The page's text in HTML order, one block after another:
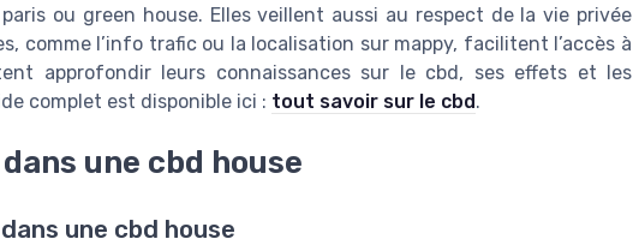
ou green house. Elles veillent aussi au respect de la vie privée
comme l’info trafic ou la localisation sur mappy, facilitent l’accès à
approfondir leurs connaissances sur le cbd, ses effets et les
complet est disponible ici : tout savoir sur le cbd .
une cbd house
une cbd house